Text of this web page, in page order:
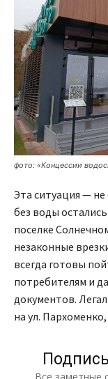
фото: «Концессии
Эта ситуация —
без воды
поселке
незаконные
всегда готовы
потребителям и
документов.
на ул. Пархоменко,